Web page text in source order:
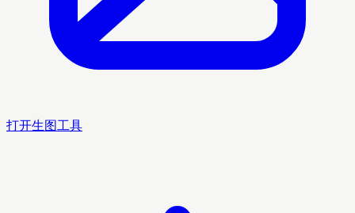
打开生图工具